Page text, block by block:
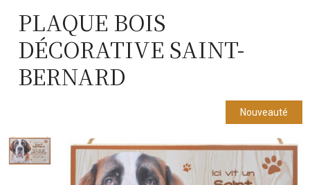
PLAQUE BOIS
DÉCORATIVE SAINT-
BERNARD
Nouveauté